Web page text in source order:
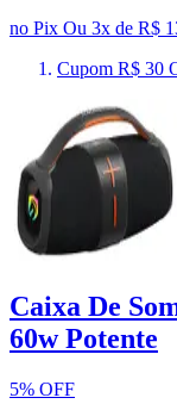
no Pix Ou 3x de R$
Cupom R$ 30
Caixa De
60w Potente
5% OFF